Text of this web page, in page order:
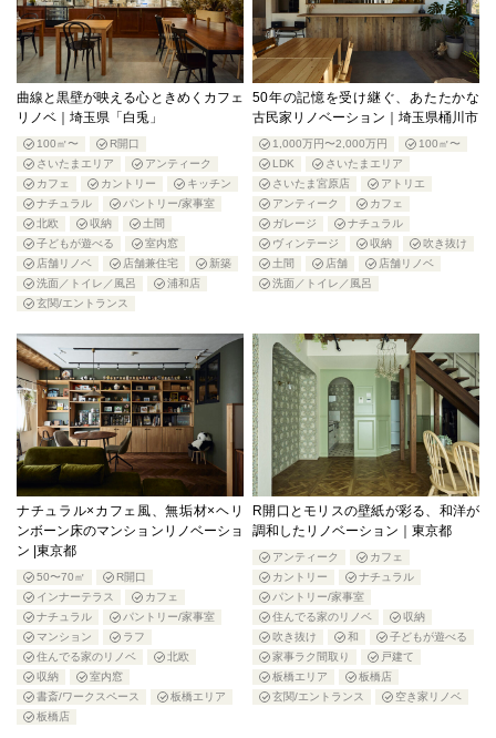
曲線と黒壁が映える心ときめくカフェ
リノベ｜埼玉県「白兎」
100㎡〜
R開口
さいたまエリア
アンティーク
カフェ
カントリー
キッチン
ナチュラル
パントリー/家事室
北欧
収納
土間
子どもが遊べる
室内窓
店舗リノベ
店舗兼住宅
新築
洗面／トイレ／風呂
浦和店
玄関/エントランス
50年の記憶を受け継ぐ、あたたかな
古民家リノベーション｜埼玉県桶川市
1,000万円〜2,000万円
100㎡〜
LDK
さいたまエリア
さいたま宮原店
アトリエ
アンティーク
カフェ
ガレージ
ナチュラル
ヴィンテージ
収納
吹き抜け
土間
店舗
店舗リノベ
洗面／トイレ／風呂
ナチュラル×カフェ風、無垢材×ヘリ
ンボーン床のマンションリノベーショ
ン |東京都
50〜70㎡
R開口
インナーテラス
カフェ
ナチュラル
パントリー/家事室
マンション
ラフ
住んでる家のリノベ
北欧
収納
室内窓
書斎/ワークスペース
板橋エリア
板橋店
R開口とモリスの壁紙が彩る、和洋が
調和したリノベーション｜東京都
アンティーク
カフェ
カントリー
ナチュラル
パントリー/家事室
住んでる家のリノベ
収納
吹き抜け
和
子どもが遊べる
家事ラク間取り
戸建て
板橋エリア
板橋店
玄関/エントランス
空き家リノベ